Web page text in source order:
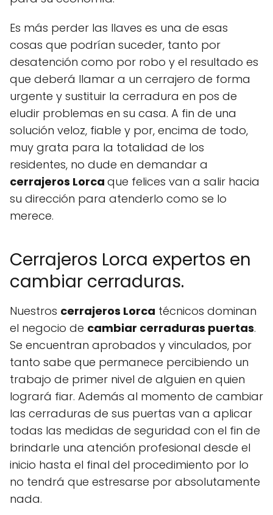
Es más perder las llaves es una de esas
cosas que podrían suceder, tanto por
desatención como por robo y el resultado es
que deberá llamar a un cerrajero de forma
urgente y sustituir la cerradura en pos de
eludir problemas en su casa. A fin de una
solución veloz, fiable y por, encima de todo,
muy grata para la totalidad de los
residentes, no dude en demandar a
cerrajeros Lorca que felices van a salir hacia
su dirección para atenderlo como se lo
merece.
Cerrajeros Lorca expertos en
cambiar cerraduras.
Nuestros cerrajeros Lorca técnicos dominan
el negocio de cambiar cerraduras puertas.
Se encuentran aprobados y vinculados, por
tanto sabe que permanece percibiendo un
trabajo de primer nivel de alguien en quien
logrará fiar. Además al momento de cambiar
las cerraduras de sus puertas van a aplicar
todas las medidas de seguridad con el fin de
brindarle una atención profesional desde el
inicio hasta el final del procedimiento por lo
no tendrá que estresarse por absolutamente
nada.